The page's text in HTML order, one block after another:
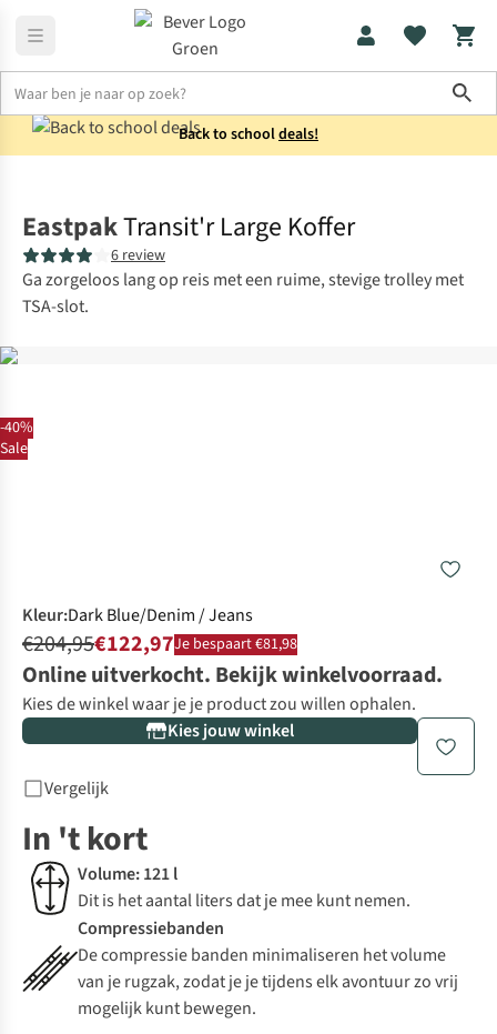
Back to schooldeals!
-40%
Sale
EastpakTransit'r Large Koffer
6 review
Ga zorgeloos lang op reis met een ruime, stevige trolley met
TSA-slot.
Kleur:Dark Blue/Denim / Jeans
€204,95€122,97Je bespaart €81,98
Online uitverkocht. Bekijk winkelvoorraad.
Kies de winkel waar je je product zou willen ophalen.
Kies jouw winkel
Vergelijk
In 't kort
Volume: 121 l
Dit is het aantal liters dat je mee kunt nemen.
Compressiebanden
De compressie banden minimaliseren het volume
van je rugzak, zodat je je tijdens elk avontuur zo vrij
mogelijk kunt bewegen.